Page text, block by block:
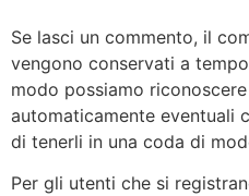
Se lasci un commento, il
vengono conservati a
modo possiamo
automaticamente eventuali
di tenerli in una coda di
Per gli utenti che si